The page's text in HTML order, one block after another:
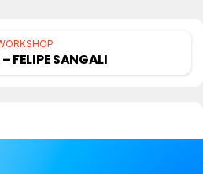
FELIPE SANGALI